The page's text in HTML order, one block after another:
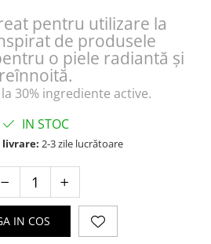
pentru utilizare la
de produsele
o piele radiantă și
reînnoită.
30% ingrediente active.
IN STOC
livrare: 2-3 zile lucrătoare
IN COS